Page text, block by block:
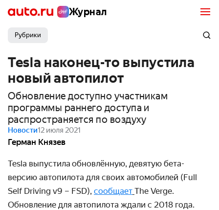
Журнал
Рубрики
Tesla наконец-то выпустила
новый автопилот
Обновление доступно участникам
программы раннего доступа и
распространяется по воздуху
Новости12 июля 2021
Герман Князев
Tesla выпустила обновлённую, девятую бета-
версию автопилота для своих автомобилей (Full
Self Driving v9 – FSD), сообщает The Verge.
Обновление для автопилота ждали с 2018 года.